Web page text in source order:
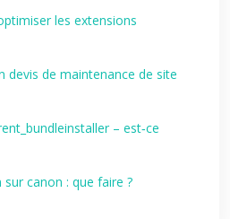
les extensions
devis de maintenance de site
– est‑ce
sur canon : que faire ?